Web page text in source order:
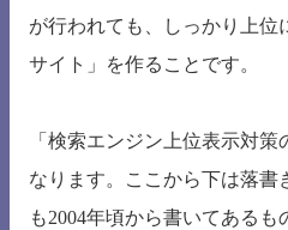
が行われても、しっかり上位
サイト」を作ることです。
「検索エンジン上位表示対
なります。ここから下は落書
も2004年頃から書いてある